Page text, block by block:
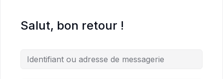
Salut, bon retour !